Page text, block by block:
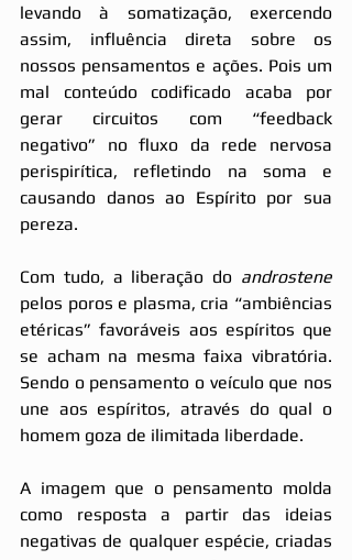
levando à somatização, exercendo
assim, influência direta sobre os
nossos pensamentos e ações. Pois um
mal conteúdo codificado acaba por
gerar circuitos com “feedback
negativo” no fluxo da rede nervosa
perispirítica, refletindo na soma e
causando danos ao Espírito por sua
pereza.
Com tudo, a liberação do androstene
pelos poros e plasma, cria “ambiências
etéricas” favoráveis aos espíritos que
se acham na mesma faixa vibratória.
Sendo o pensamento o veículo que nos
une aos espíritos, através do qual o
homem goza de ilimitada liberdade.
A imagem que o pensamento molda
como resposta a partir das ideias
negativas de qualquer espécie, criadas